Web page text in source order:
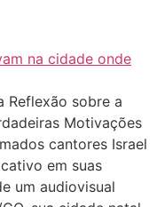
Reflexão sobre a
Motivações
cantores Israel
em suas
um audiovisual